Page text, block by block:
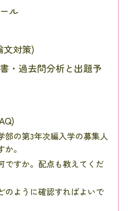
ル
文対策)
・過去問分析と出題予
部の第3年次編入学の募集人
。
ですか。配点も教えてくだ
のように確認すればよいで